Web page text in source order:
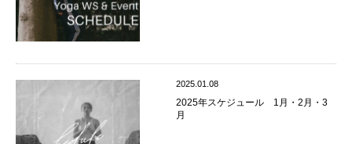
2025.01.08
2025年スケジュール 1月・2月・3
月